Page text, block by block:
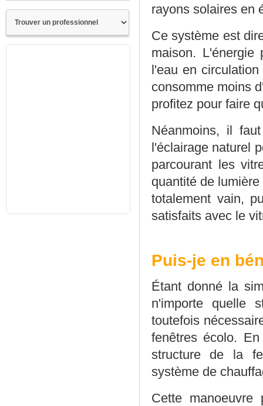
rayons solaires en
Ce système est
maison.
l'eau en
consomme moins
profitez pour faire
Néanmoins, il
l'éclairage naturel
parcourant les
quantité de
totalement vain,
satisfaits avec le
Puis-je en
Étant donné la
n'importe quelle
toutefois
fenêtres écolo.
structure de la
système de
Cette